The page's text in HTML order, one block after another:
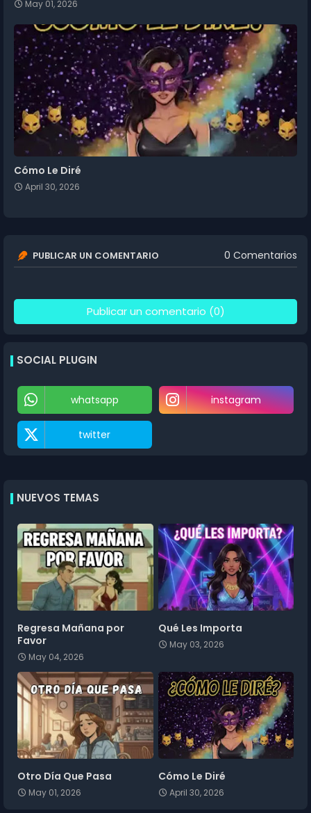
May 01, 2026
Cómo Le Diré
April 30, 2026
PUBLICAR UN COMENTARIO 0 Comentarios
Publicar un comentario (0)
SOCIAL PLUGIN
whatsapp instagram
twitter
NUEVOS TEMAS
Regresa Mañana por
Favor
May 04, 2026
Qué Les Importa
May 03, 2026
Otro Día Que Pasa
May 01, 2026
Cómo Le Diré
April 30, 2026